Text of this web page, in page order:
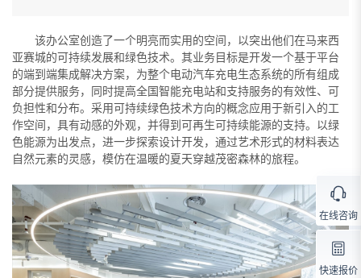
该办公室创造了一个明亮而实用的空间，以突出他们在马来西
亚赛城的可持续发展和绿色技术。其业务目标是开发一个基于平台
的端到端集成解决方案，为整个电动汽车充电生态系统的所有组成
部分提供服务，同时提高全国智能充电站和支持服务的有效性、可
负担性和分布。采用可持续绿色技术方向的概念应用于新引入的工
作空间，具有动感的外观，并得到可再生可持续能源的支持。以绿
色能源为出发点，进一步探索设计开发，通过艺术形式的材料表达
自然元素的灵感，模仿在温暖的夏天穿越茂密森林的旅程。
在线咨询
快速报价